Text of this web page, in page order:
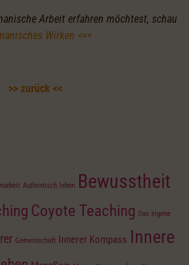
Arbeit erfahren möchtest, schau
Wirken <<<
>> zurück <<
Authentisch leben Bewusstheit
Coyote Teaching Das eigene
Gemeinschaft Innerer Kompass Innere